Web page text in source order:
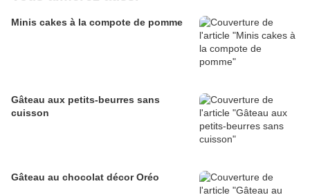
Minis cakes à la compote de pomme
Gâteau aux petits-beurres sans
cuisson
Gâteau au chocolat décor Oréo